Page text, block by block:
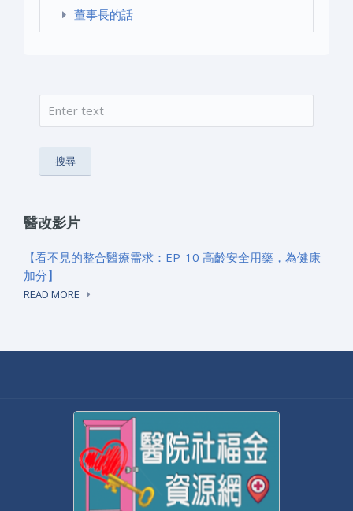
董事長的話
搜尋表單
醫改影片
【看不見的整合醫療需求：EP-10 高齡安全用藥，為健康
加分】
READ MORE